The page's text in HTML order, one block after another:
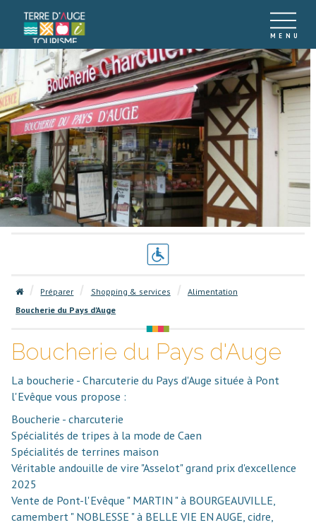
Préparer Shopping & services
Alimentation
Boucherie du Pays d'Auge
Boucherie du Pays d'Auge
La boucherie - Charcuterie du Pays d'Auge située à Pont
l'Evêque vous propose :
Boucherie - charcuterie
Spécialités de tripes à la mode de Caen
Spécialités de terrines maison
Véritable andouille de vire "Asselot" grand prix d'excellence
2025
Vente de Pont-l'Evêque " MARTIN " à BOURGEAUVILLE,
camembert " NOBLESSE " à BELLE VIE EN AUGE, cidre,